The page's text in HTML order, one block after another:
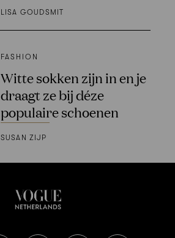
LISA GOUDSMIT
FASHION
Witte sokken zijn in en je
draagt ze bij déze
populaire schoenen
SUSAN ZIJP